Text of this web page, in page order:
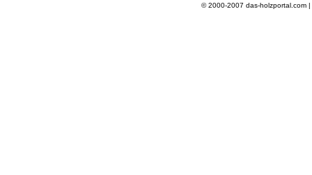
© 2000-2007 das-holzportal.com |